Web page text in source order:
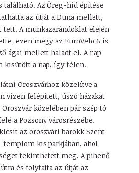
található. Az Öreg-híd építése
az útját a Duna mellett,
A munkazarándoklat elején
ezen megy az EuroVelo 6 is.
ágai mellett haladt el. A nap
kisütött a nap, így télen.
Oroszvárhoz közelítve a
vízen felépített, úszó házakat
Oroszvár közelében pár szép tó
a Pozsony városrészébe.
az oroszvári barokk Szent
templom kis parkjában, ahol
tekinthetett meg. A pihenő
és folytatta az útját az